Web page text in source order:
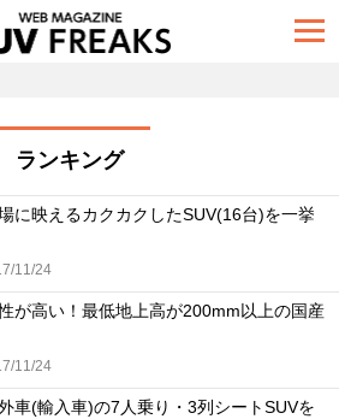
t
o
g
a
n
ランキング
に映えるカクカクしたSUV(16台)を一挙
11/24
が高い！最低地上高が200mm以上の国産
11/24
車(輸入車)の7人乗り・3列シートSUVを